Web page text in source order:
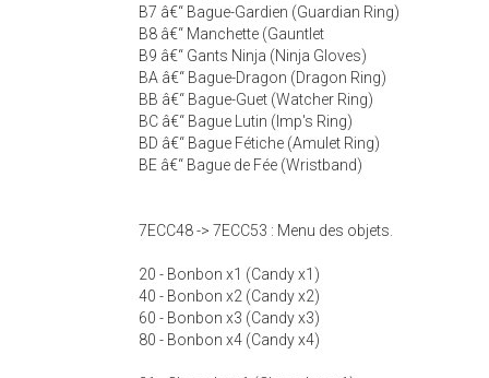
B7 â€“ Bague-Gardien (Guardian Ring)
B8 â€“ Manchette (Gauntlet
B9 â€“ Gants Ninja (Ninja Gloves)
BA â€“ Bague-Dragon (Dragon Ring)
BB â€“ Bague-Guet (Watcher Ring)
BC â€“ Bague Lutin (Imp's Ring)
BD â€“ Bague Fétiche (Amulet Ring)
BE â€“ Bague de Fée (Wristband)
7ECC48 -> 7ECC53 : Menu des objets.
20 - Bonbon x1 (Candy x1)
40 - Bonbon x2 (Candy x2)
60 - Bonbon x3 (Candy x3)
80 - Bonbon x4 (Candy x4)